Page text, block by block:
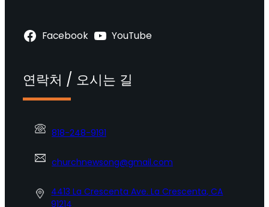
Facebook YouTube
연락처 / 오시는 길
818-248-9191
churchnewsong@gmail.com
4413 La Crescenta Ave. La Crescenta, CA
91214